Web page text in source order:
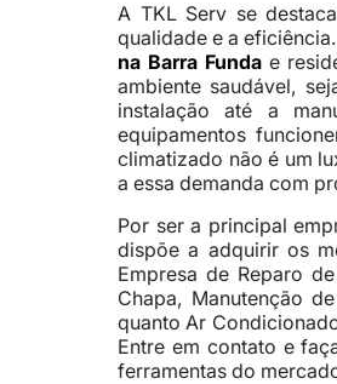
A TKL Serv se
qualidade e a
na Barra Funda e
ambiente saudável,
instalação até a
equipamentos
climatizado não é um
a essa demanda com
Por ser a principal
dispõe a adquirir os
Empresa de Reparo
Chapa, Manutenção
quanto Ar
Entre em contato e
ferramentas do